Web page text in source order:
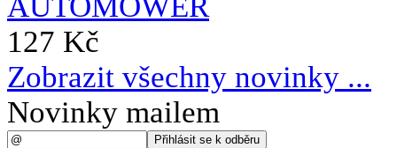
127 Kč
Zobrazit všechny novinky ...
Novinky mailem